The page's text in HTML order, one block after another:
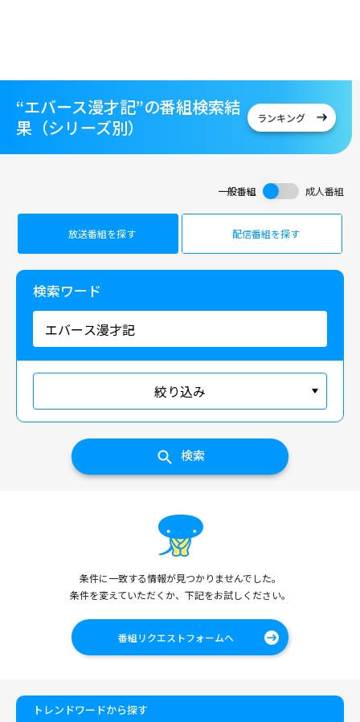
“エバース漫才記”の番組検索結
果（シリーズ別）
ランキング
一般番組 成人番組
放送番組を探す 配信番組を探す
検索ワード
絞り込み
検索
条件に一致する情報が見つかりませんでした。
条件を変えていただくか、下記をお試しください。
番組リクエストフォームへ
トレンドワードから探す